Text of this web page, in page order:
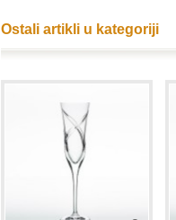
Ostali artikli u kategoriji